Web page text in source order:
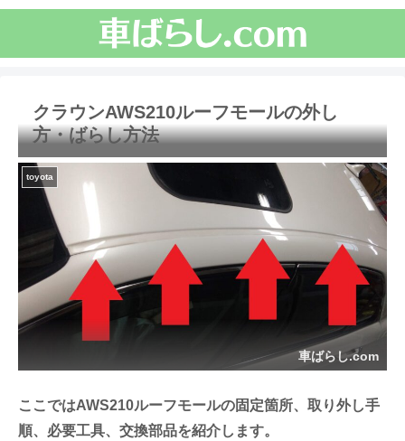
クラウンAWS210ルーフモールの外し
方・ばらし方法
toyota
車ばらし.com
ここではAWS210ルーフモールの固定箇所、取り外し手
順、必要工具、交換部品を紹介します。